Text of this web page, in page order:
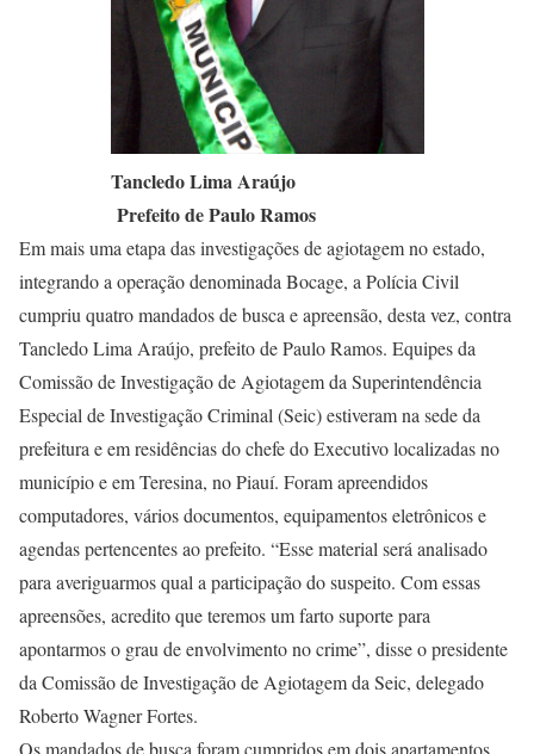
Tancledo Lima Araújo
Prefeito de Paulo Ramos
Em mais uma etapa das investigações de agiotagem no estado,
integrando a operação denominada Bocage, a Polícia Civil
cumpriu quatro mandados de busca e apreensão, desta vez, contra
Tancledo Lima Araújo, prefeito de Paulo Ramos. Equipes da
Comissão de Investigação de Agiotagem da Superintendência
Especial de Investigação Criminal (Seic) estiveram na sede da
prefeitura e em residências do chefe do Executivo localizadas no
município e em Teresina, no Piauí. Foram apreendidos
computadores, vários documentos, equipamentos eletrônicos e
agendas pertencentes ao prefeito. “Esse material será analisado
para averiguarmos qual a participação do suspeito. Com essas
apreensões, acredito que teremos um farto suporte para
apontarmos o grau de envolvimento no crime”, disse o presidente
da Comissão de Investigação de Agiotagem da Seic, delegado
Roberto Wagner Fortes.
Os mandados de busca foram cumpridos em dois apartamentos